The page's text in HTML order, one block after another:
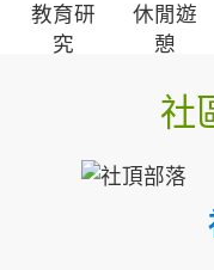
教育研
究
休閒遊
憩
社